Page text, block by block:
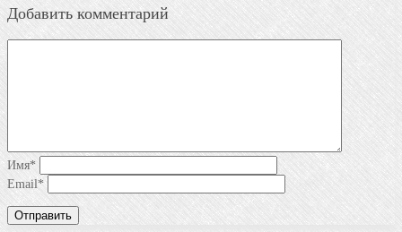
Добавить комментарий
Имя*
Email*